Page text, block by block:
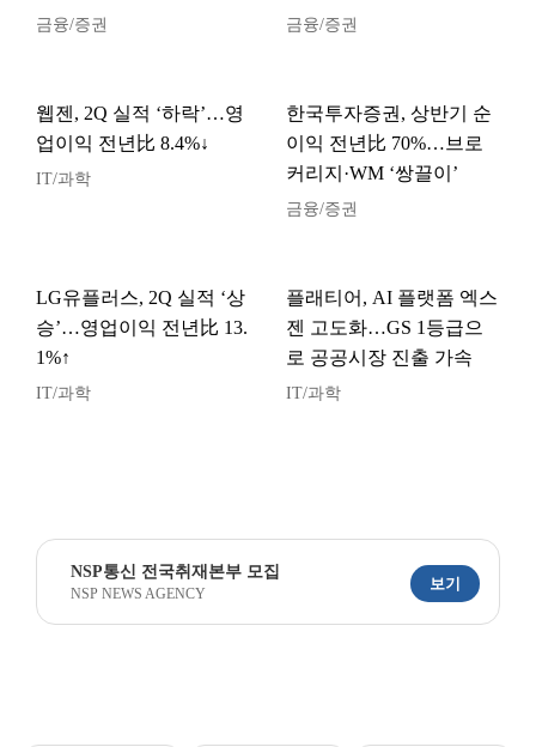
금융/증권 금융/증권
웹젠, 2Q 실적 ‘하락’…영
업이익 전년比 8.4%↓
IT/과학
한국투자증권, 상반기 순
이익 전년比 70%…브로
커리지·WM ‘쌍끌이’
금융/증권
LG유플러스, 2Q 실적 ‘상
승’…영업이익 전년比 13.
1%↑
IT/과학
플래티어, AI 플랫폼 엑스
젠 고도화…GS 1등급으
로 공공시장 진출 가속
IT/과학
NSP통신 전국취재본부 모집
NSP NEWS AGENCY
보기